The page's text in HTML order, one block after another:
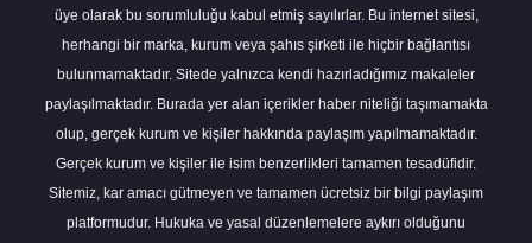
üye olarak bu sorumluluğu kabul etmiş sayılırlar. Bu internet sitesi,
herhangi bir marka, kurum veya şahıs şirketi ile hiçbir bağlantısı
bulunmamaktadır. Sitede yalnızca kendi hazırladığımız makaleler
paylaşılmaktadır. Burada yer alan içerikler haber niteliği taşımamakta
olup, gerçek kurum ve kişiler hakkında paylaşım yapılmamaktadır.
Gerçek kurum ve kişiler ile isim benzerlikleri tamamen tesadüfidir.
Sitemiz, kar amacı gütmeyen ve tamamen ücretsiz bir bilgi paylaşım
platformudur. Hukuka ve yasal düzenlemelere aykırı olduğunu